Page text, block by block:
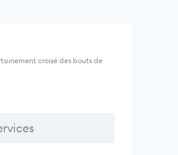
croisé des bouts de